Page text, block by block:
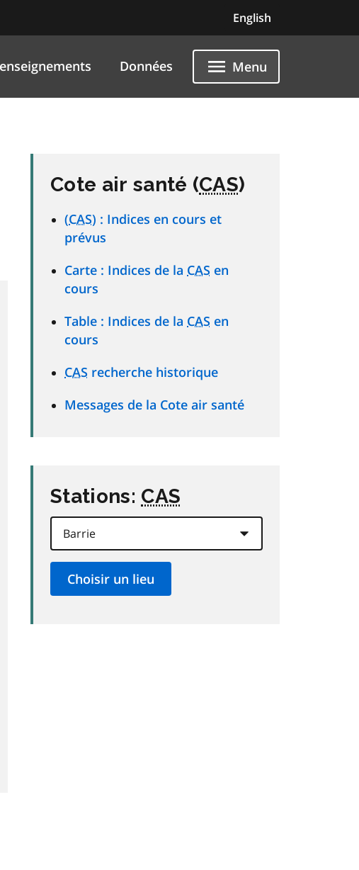
English
Données Menu
Cote air santé (CAS)
(CAS) : Indices en cours et
prévus
Carte : Indices de la CAS en
cours
Table : Indices de la CAS en
cours
CAS recherche historique
Messages de la Cote air santé
Stations: CAS